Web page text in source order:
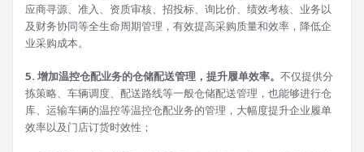
应商寻源、准入、资质审核、招投标、询比价、绩效考核、业务以
及财务协同等全生命周期管理，有效提高采购质量和效率，降低企
业采购成本。
5. 增加温控仓配业务的仓储配送管理，提升履单效率。 不仅提供分
拣策略、车辆调度、配送路线等一般仓储配送管理，也能够进行仓
库、运输车辆的温控等温控仓配业务的管理，大幅度提升企业履单
效率以及门店订货时效性；